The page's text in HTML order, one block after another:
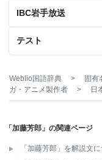
IBC岩手放送
テスト
Weblio国語辞典 > 固有
ガ・アニメ製作者
> 日
「加藤芳郎」の関連ページ
「加藤芳郎」を解説文